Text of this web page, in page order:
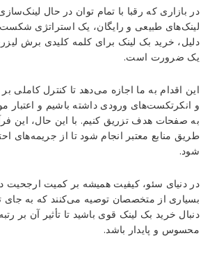
در بازاری که رقبا با تمام توان در حال
لینک‌های طبیعی و رایگان، یک استراتژی
دلیل، خرید بک لینک برای کلمه کلیدی برش
یک ضرورت است.
این اقدام به ما اجازه می‌دهد تا کنترل
و انکرتکست‌های ورودی داشته باشیم و اعتبار
به صفحات هدف تزریق کنیم. با این حال، این
طریق منابع معتبر انجام شود تا از جریمه‌های
شود.
در دنیای سئو، کیفیت همیشه بر کمیت ارجحیت
بسیاری از متخصصان توصیه می‌کنند که به جای
دنبال خرید بک لینک قوی باشید تا تأثیر آن بر
محسوس و پایدار باشد.